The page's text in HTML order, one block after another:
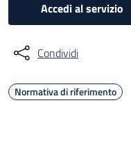
Accedi al servizio
Condividi
Normativa di riferimento